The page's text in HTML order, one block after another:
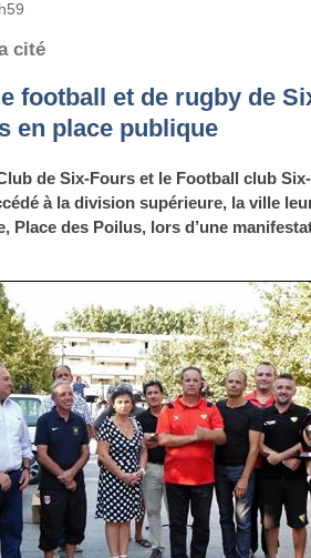
cité
football et de rugby de
en place publique
de Six-Fours et le Football club
à la division supérieure, la ville
Place des Poilus, lors d’une